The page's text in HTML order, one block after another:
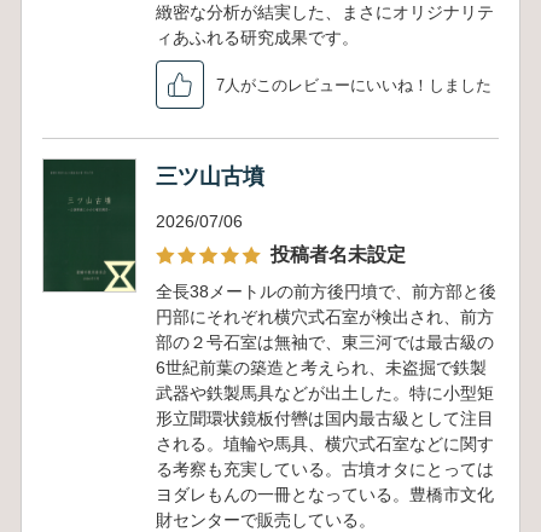
緻密な分析が結実した、まさにオリジナリテ
ィあふれる研究成果です。
7人がこのレビューにいいね！しました
三ツ山古墳
2026/07/06
投稿者名未設定
全長38メートルの前方後円墳で、前方部と後
円部にそれぞれ横穴式石室が検出され、前方
部の２号石室は無袖で、東三河では最古級の
6世紀前葉の築造と考えられ、未盗掘で鉄製
武器や鉄製馬具などが出土した。特に小型矩
形立聞環状鏡板付轡は国内最古級として注目
される。埴輪や馬具、横穴式石室などに関す
る考察も充実している。古墳オタにとっては
ヨダレもんの一冊となっている。豊橋市文化
財センターで販売している。